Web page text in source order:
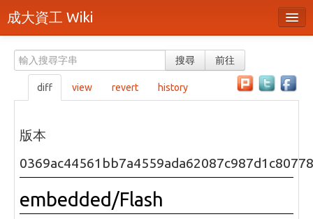
成大資工 Wiki
分類
隨機頁面
最近活動
上傳檔案
頁面原始檔
搜尋 前往
diff view revert history
版本
embedded/Flash